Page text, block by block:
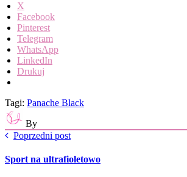
X
Facebook
Pinterest
Telegram
WhatsApp
LinkedIn
Drukuj
Tagi: Panache Black
By
Poprzedni post
Sport na ultrafioletowo